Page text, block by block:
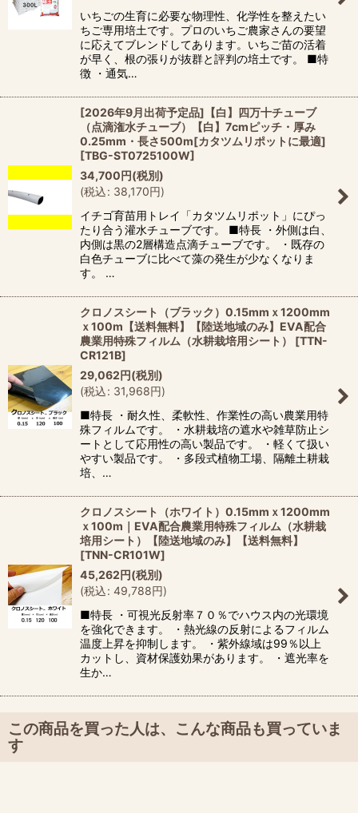
いちごの生育に必要な物理性、化学性を整えたい
ちご専用培土です。プロのいちご農家さんの要望
に応えてブレンドしてあります。いちご苗の活着
が早く、根の張りが抜群と評判の培土です。 ■特
徴 ・通気…
[2026年9月出荷予定品]【白】四万十チューブ
（点滴潅水チューブ）【白】7cmピッチ・厚み
0.25mm・長さ500m[カタツムリポットに最適]
[TBG-ST0725100W]
34,700 円(税別)
(税込: 38,170円)
イチゴ育苗用トレイ「カタツムリポット」にぴっ
たり合う灌水チューブです。 ■特長 ・外側は白、
内側は黒の2層構造点滴チューブです。 ・既存の
白色チューブに比べて藻の発生が少なくなりま
す。 …
クロノスシート（ブラック）0.15mmｘ1200mm
ｘ100m【送料無料】【陸送地域のみ】EVA配合
農業用特殊フィルム（水耕栽培用シート）
[TTN-
CR121B]
29,062 円(税別)
(税込: 31,968円)
■特長 ・耐久性、柔軟性、作業性の高い農業用特
殊フィルムです。 ・水耕栽培の遮水や雑草防止シ
ートとして応用性の高い製品です。 ・軽くて扱い
やすい製品です。 ・多段式植物工場、隔離土耕栽
培、…
クロノスシート（ホワイト）0.15mmｘ1200mm
ｘ100m｜EVA配合農業用特殊フィルム（水耕栽
培用シート）【陸送地域のみ】【送料無料】
[TNN-CR101W]
45,262 円(税別)
(税込: 49,788円)
■特長 ・可視光反射率７０％でハウス内の光環境
を強化できます。 ・熱光線の反射によるフィルム
温度上昇を抑制します。 ・紫外線域は99％以上
カットし、資材保護効果があります。 ・遮光率を
生か…
この商品を買った人は、こんな商品も買っていま
す